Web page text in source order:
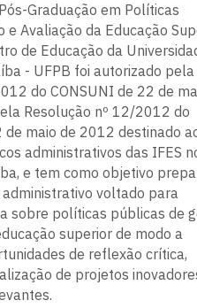
Graduação em Políticas
e Avaliação da Educação
de Educação da
- UFPB foi autorizado pela
do CONSUNI de 22 de
Resolução nº 12/2012 do
de maio de 2012 destinado
administrativos das IFES
e tem como objetivo
voltado para
sobre políticas públicas de
superior de modo a
de reflexão crítica,
de projetos